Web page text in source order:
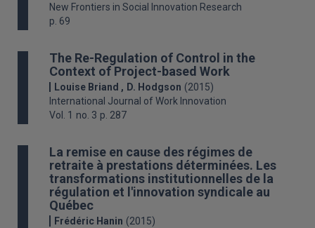
New Frontiers in Social Innovation Research
p. 69
The Re-Regulation of Control in the
Context of Project-based Work
Louise Briand D. Hodgson (2015)
International Journal of Work Innovation
Vol. 1 no. 3 p. 287
La remise en cause des régimes de
retraite à prestations déterminées. Les
transformations institutionnelles de la
régulation et l'innovation syndicale au
Québec
Frédéric Hanin (2015)